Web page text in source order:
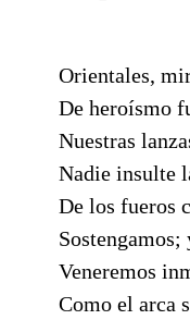
Orientales,
De heroísmo
Nuestras
Nadie insulte
De los fueros
Veneremos
Como el arca